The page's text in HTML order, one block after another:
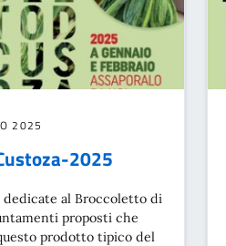
2025
2025
al Broccoletto di
proposti che
prodotto tipico del